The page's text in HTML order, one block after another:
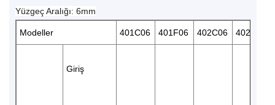
Yüzgeç Aralığı: 6mm
Modeller 401C06 401F06 402C06 402D06
Giriş